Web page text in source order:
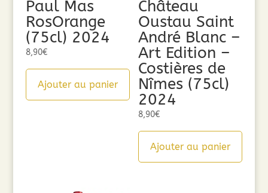
Paul Mas
RosOrange
(75cl) 2024
8,90€
Ajouter au panier
Château
Oustau Saint
André Blanc –
Art Edition –
Costières de
Nîmes (75cl)
2024
8,90€
Ajouter au panier